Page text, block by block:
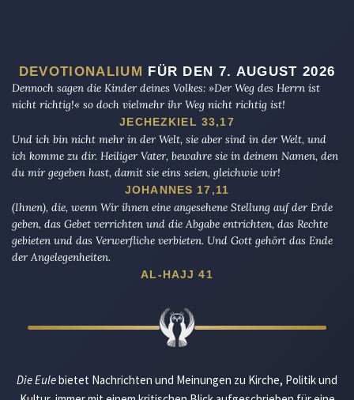
DEVOTIONALIUM FÜR DEN 7. AUGUST 2026
Dennoch sagen die Kinder deines Volkes: »Der Weg des Herrn ist
nicht richtig!« so doch vielmehr ihr Weg nicht richtig ist!
JECHEZKIEL 33,17
Und ich bin nicht mehr in der Welt, sie aber sind in der Welt, und
ich komme zu dir. Heiliger Vater, bewahre sie in deinem Namen, den
du mir gegeben hast, damit sie eins seien, gleichwie wir!
JOHANNES 17,11
(Ihnen), die, wenn Wir ihnen eine angesehene Stellung auf der Erde
geben, das Gebet verrichten und die Abgabe entrichten, das Rechte
gebieten und das Verwerfliche verbieten. Und Gott gehört das Ende
der Angelegenheiten.
AL-HAJJ 41
Die Eulebietet Nachrichten und Meinungen zu Kirche, Politik und